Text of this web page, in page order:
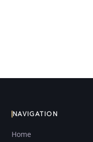
NAVIGATION
Home